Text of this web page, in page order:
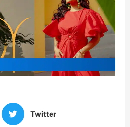
Twitter